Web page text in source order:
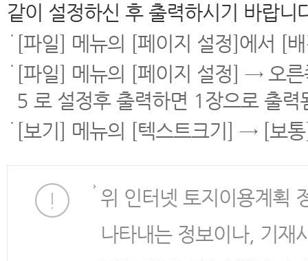
같이 설정하신 후 출력하시기 바랍니
[파일] 메뉴의 [페이지 설정]에서 [
[파일] 메뉴의 [페이지 설정] → 오
5 로 설정후 출력하면 1장으로 출력
[보기] 메뉴의 [텍스트크기] → [보
위 인터넷 토지이용계획
나타내는 정보이나, 기재